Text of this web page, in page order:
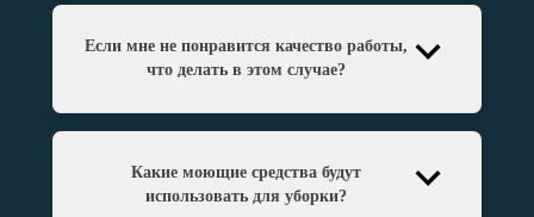
Если мне не понравится качество работы,
что делать в этом случае?
Какие моющие средства будут
использовать для уборки?